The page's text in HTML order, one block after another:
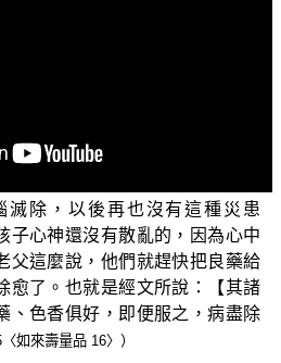
父準備了好藥，就特別交代他們
味皆悉具足，你們只要把它服用
滅除，以後再也沒有這種災患
子心神還沒有散亂的，因為心中
父這麼說，他們就趕快把良藥給
愈了。也就是經文所說：【其諸
、色香俱好，即便服之，病盡除
如來壽量品 16〉）